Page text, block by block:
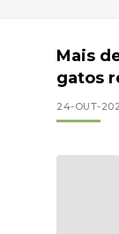
Mais
gatos
24-OUT-